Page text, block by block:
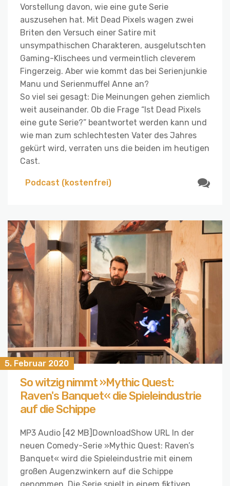
Vorstellung davon, wie eine gute Serie
auszusehen hat. Mit Dead Pixels wagen zwei
Briten den Versuch einer Satire mit
unsympathischen Charakteren, ausgelutschten
Gaming-Klischees und vermeintlich cleverem
Fingerzeig. Aber wie kommt das bei Serienjunkie
Manu und Serienmuffel Anne an?
So viel sei gesagt: Die Meinungen gehen ziemlich
weit auseinander. Ob die Frage “Ist Dead Pixels
eine gute Serie?” beantwortet werden kann und
wie man zum schlechtesten Vater des Jahres
gekürt wird, verraten uns die beiden im heutigen
Cast.
Podcast (kostenfrei)
5. Februar 2020
So witzig nimmt »Mythic Quest:
Raven's Banquet« die Spieleindustrie
auf die Schippe
MP3 Audio [42 MB]DownloadShow URL In der
neuen Comedy-Serie »Mythic Quest: Raven’s
Banquet« wird die Spieleindustrie mit einem
großen Augenzwinkern auf die Schippe